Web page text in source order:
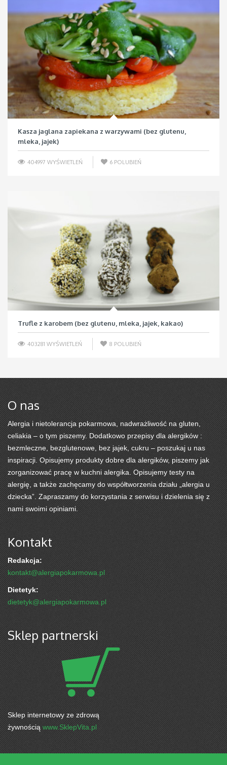
Kasza jaglana zapiekana z warzywami (bez glutenu,
mleka, jajek)
404997 WYŚWIETLEŃ 6 POLUBIEŃ
Trufle z karobem (bez glutenu, mleka, jajek, kakao)
403281 WYŚWIETLEŃ 8 POLUBIEŃ
O nas
Alergia i nietolerancja pokarmowa, nadwrażliwość na gluten,
celiakia – o tym piszemy. Dodatkowo przepisy dla alergików :
bezmleczne, bezglutenowe, bez jajek, cukru – poszukaj u nas
inspiracji. Opisujemy produkty dobre dla alergików, piszemy jak
zorganizować pracę w kuchni alergika. Opisujemy testy na
alergię, a także zachęcamy do współtworzenia działu „alergia u
dziecka”. Zapraszamy do korzystania z serwisu i dzielenia się z
nami swoimi opiniami.
Kontakt
Redakcja:
kontakt@alergiapokarmowa.pl
Dietetyk:
dietetyk@alergiapokarmowa.pl
Sklep partnerski
Sklep internetowy ze zdrową
żywnością www.SklepVita.pl